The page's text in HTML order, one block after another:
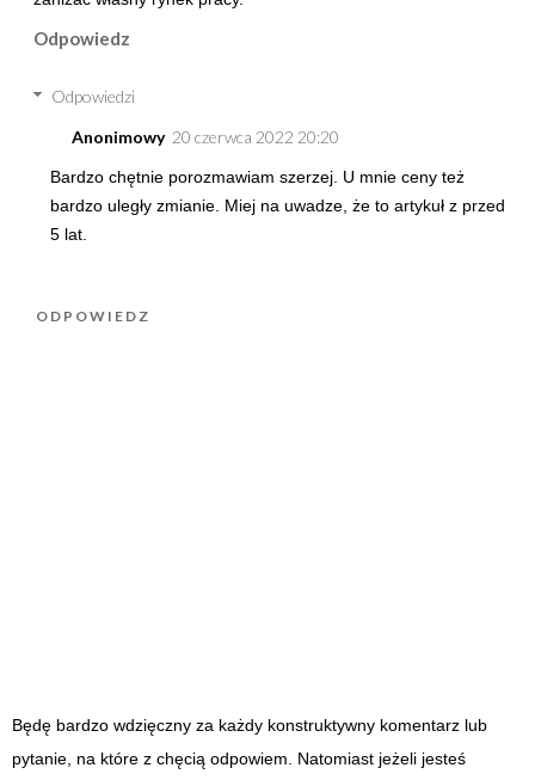
Odpowiedz
Odpowiedzi
Anonimowy 20 czerwca 2022 20:20
Bardzo chętnie porozmawiam szerzej. U mnie ceny też
bardzo uległy zmianie. Miej na uwadze, że to artykuł z przed
5 lat.
ODPOWIEDZ
Będę bardzo wdzięczny za każdy konstruktywny komentarz lub
pytanie, na które z chęcią odpowiem. Natomiast jeżeli jesteś